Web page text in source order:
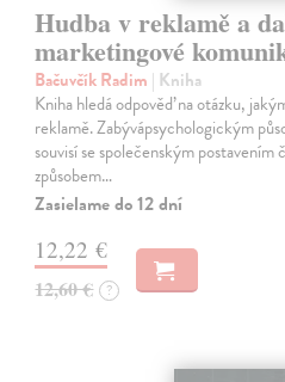
Hudba v reklamě a
marketingové
Bačuvčík Radim | Kniha
Kniha hledá odpověď na otázku,
reklamě. Zabývápsychologickým
souvisí se společenským postavením
způsobem…
Zasielame do 12 dní
12,22 €
12,60 € ?